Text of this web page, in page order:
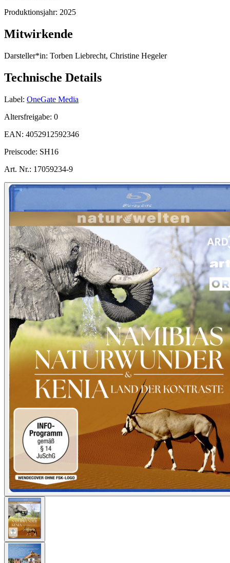
Produktionsjahr: 2025
Mitwirkende
Darsteller*in: Torben Liebrecht, Christine Hegeler
Technische Details
Label: OneGate Media
Altersfreigabe: 0
EAN: 4052912592346
Preiscode: SH16
Art. Nr.: 17059234-9